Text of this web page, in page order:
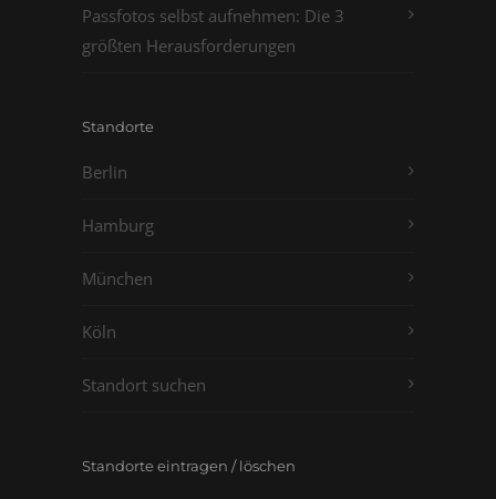
Passfotos selbst aufnehmen: Die 3
größten Herausforderungen
Standorte
Berlin
Hamburg
München
Köln
Standort suchen
Standorte eintragen / löschen